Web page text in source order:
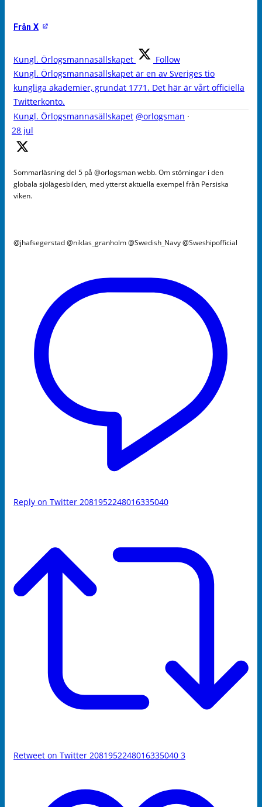
Från X
Kungl. Örlogsmannasällskapet
Follow
Kungl. Örlogsmannasällskapet är en av Sveriges tio
kungliga akademier, grundat 1771. Det här är vårt officiella
Twitterkonto.
Kungl. Örlogsmannasällskapet @orlogsman ·
28 jul
Sommarläsning del 5 på @orlogsman webb. Om störningar i den
globala sjölägesbilden, med ytterst aktuella exempel från Persiska
viken.
@jhafsegerstad @niklas_granholm @Swedish_Navy @Sweshipofficial
Reply on Twitter 2081952248016335040
Retweet on Twitter 2081952248016335040 3